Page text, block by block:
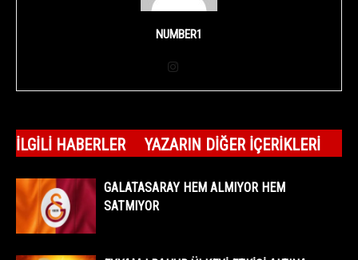
NUMBER1
İLGILI HABERLER YAZARIN DIĞER İÇERIKLERI
GALATASARAY HEM ALMIYOR HEM
SATMIYOR